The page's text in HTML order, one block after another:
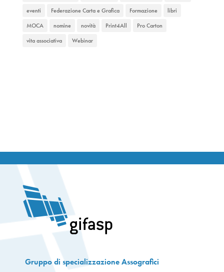
eventi
Federazione Carta e Grafica Formazione
libri
MOCA
nomine novità Print4All
Pro Carton
vita associativa
Webinar
Gruppo di specializzazione Assografici